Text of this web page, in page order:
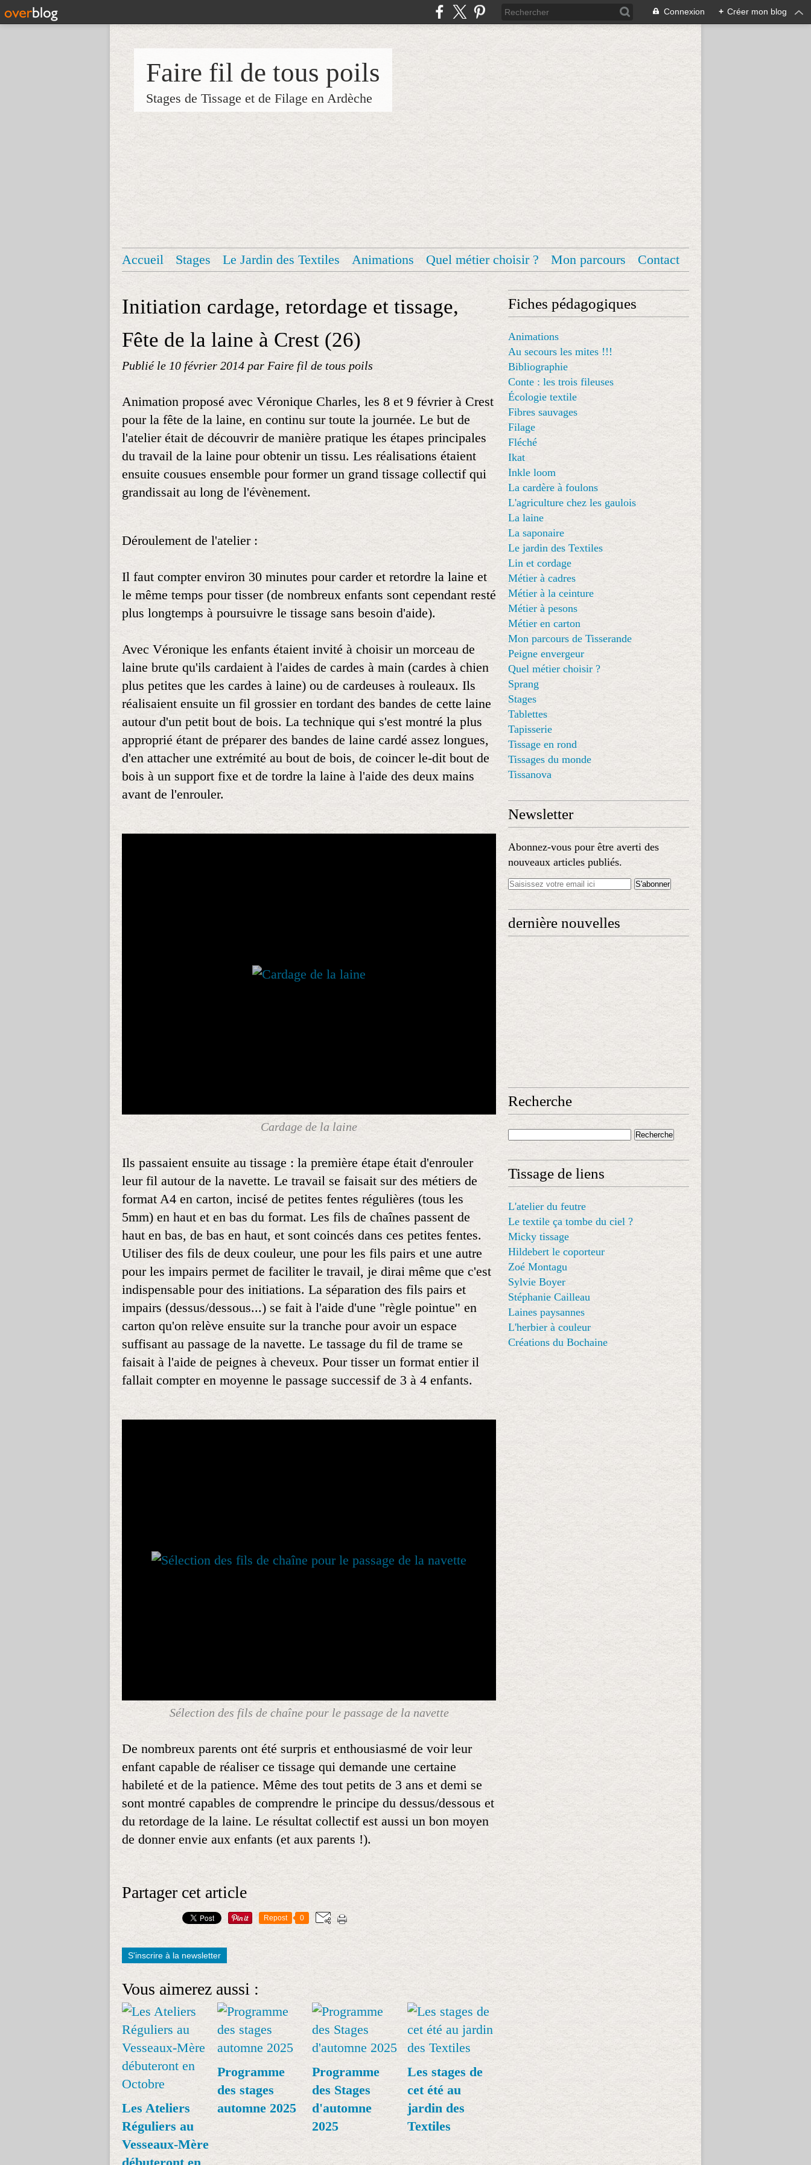
Connexion + Créer mon blog
Faire fil de tous poils
Stages de Tissage et de Filage en Ardèche
Accueil Stages Le Jardin des Textiles Animations Quel métier choisir ? Mon parcours Contact
Initiation cardage, retordage et tissage,
Fête de la laine à Crest (26)
Publié le 10 février 2014 par Faire fil de tous poils
Animation proposé avec Véronique Charles, les 8 et 9 février à Crest
pour la fête de la laine, en continu sur toute la journée. Le but de
l'atelier était de découvrir de manière pratique les étapes principales
du travail de la laine pour obtenir un tissu. Les réalisations étaient
ensuite cousues ensemble pour former un grand tissage collectif qui
grandissait au long de l'évènement.
Déroulement de l'atelier :
Il faut compter environ 30 minutes pour carder et retordre la laine et
le même temps pour tisser (de nombreux enfants sont cependant resté
plus longtemps à poursuivre le tissage sans besoin d'aide).
Avec Véronique les enfants étaient invité à choisir un morceau de
laine brute qu'ils cardaient à l'aides de cardes à main (cardes à chien
plus petites que les cardes à laine) ou de cardeuses à rouleaux. Ils
réalisaient ensuite un fil grossier en tordant des bandes de cette laine
autour d'un petit bout de bois. La technique qui s'est montré la plus
approprié étant de préparer des bandes de laine cardé assez longues,
d'en attacher une extrémité au bout de bois, de coincer le-dit bout de
bois à un support fixe et de tordre la laine à l'aide des deux mains
avant de l'enrouler.
Cardage de la laine
Ils passaient ensuite au tissage : la première étape était d'enrouler
leur fil autour de la navette. Le travail se faisait sur des métiers de
format A4 en carton, incisé de petites fentes régulières (tous les
5mm) en haut et en bas du format. Les fils de chaînes passent de
haut en bas, de bas en haut, et sont coincés dans ces petites fentes.
Utiliser des fils de deux couleur, une pour les fils pairs et une autre
pour les impairs permet de faciliter le travail, je dirai même que c'est
indispensable pour des initiations. La séparation des fils pairs et
impairs (dessus/dessous...) se fait à l'aide d'une "règle pointue" en
carton qu'on relève ensuite sur la tranche pour avoir un espace
suffisant au passage de la navette. Le tassage du fil de trame se
faisait à l'aide de peignes à cheveux. Pour tisser un format entier il
fallait compter en moyenne le passage successif de 3 à 4 enfants.
Sélection des fils de chaîne pour le passage de la navette
De nombreux parents ont été surpris et enthousiasmé de voir leur
enfant capable de réaliser ce tissage qui demande une certaine
habileté et de la patience. Même des tout petits de 3 ans et demi se
sont montré capables de comprendre le principe du dessus/dessous et
du retordage de la laine. Le résultat collectif est aussi un bon moyen
de donner envie aux enfants (et aux parents !).
Partager cet article
Repost 0
S'inscrire à la newsletter
Vous aimerez aussi :
Les Ateliers
Réguliers au
Vesseaux-Mère
Programme
des stages
automne 2025
Programme
des Stages
d'automne
2025
Les stages de
cet été au
jardin des
Textiles
Fiches pédagogiques
Animations
Au secours les mites !!!
Bibliographie
Conte : les trois fileuses
Écologie textile
Fibres sauvages
Filage
Fléché
Ikat
Inkle loom
La cardère à foulons
L'agriculture chez les gaulois
La laine
La saponaire
Le jardin des Textiles
Lin et cordage
Métier à cadres
Métier à la ceinture
Métier à pesons
Métier en carton
Mon parcours de Tisserande
Peigne envergeur
Quel métier choisir ?
Sprang
Stages
Tablettes
Tapisserie
Tissage en rond
Tissages du monde
Tissanova
Newsletter
Abonnez-vous pour être averti des
nouveaux articles publiés.
dernière nouvelles
Recherche
Tissage de liens
L'atelier du feutre
Le textile ça tombe du ciel ?
Micky tissage
Hildebert le coporteur
Zoé Montagu
Sylvie Boyer
Stéphanie Cailleau
Laines paysannes
L'herbier à couleur
Créations du Bochaine